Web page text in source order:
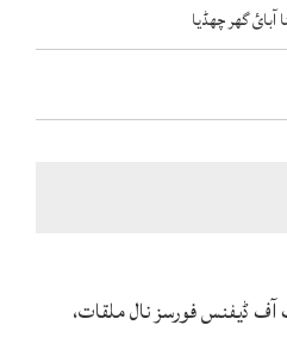
آبائ گھر چھڈیا
ڈیفنس فورسز نال ملقات،